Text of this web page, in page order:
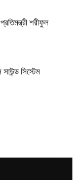
শরীফুল
সিস্টেম